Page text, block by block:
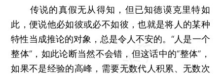
传说的真假无从得知，但已知德谟克里特如
此，便说他必如彼或必不如彼，也就是将人的某种
特性当成推论的对象，总是令人不安的。“人是一个
整体”，如此论断当然不会错，但这话中的“整体”，
如果不是经验的高峰，需要无数代人积累、无数次